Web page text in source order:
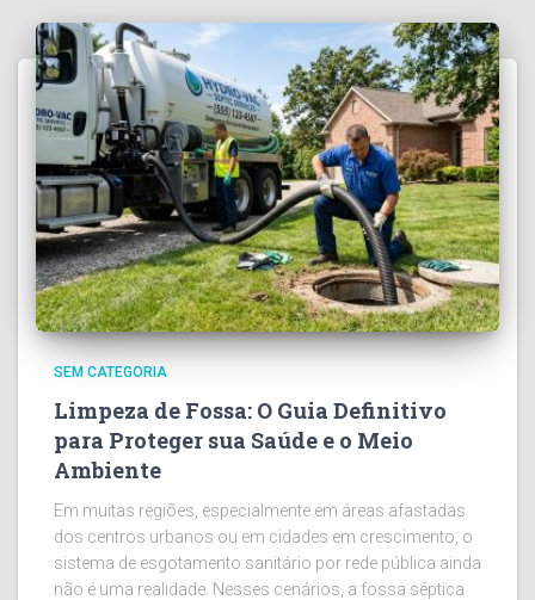
SEM CATEGORIA
Limpeza de Fossa: O Guia Definitivo
para Proteger sua Saúde e o Meio
Ambiente
Em muitas regiões, especialmente em áreas afastadas
dos centros urbanos ou em cidades em crescimento, o
sistema de esgotamento sanitário por rede pública ainda
não é uma realidade. Nesses cenários, a fossa séptica